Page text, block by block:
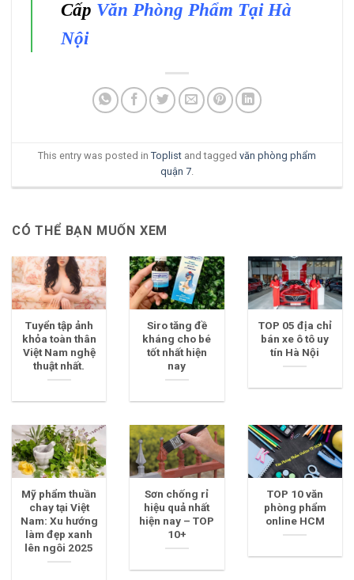
Cấp Văn Phòng Phẩm Tại Hà
Nội
This entry was posted in Toplist and tagged văn phòng phẩm
quận 7.
CÓ THỂ BẠN MUỐN XEM
Tuyển tập ảnh
khỏa toàn thân
Việt Nam nghệ
thuật nhất.
Siro tăng đề
kháng cho bé
tốt nhất hiện
nay
TOP 05 địa chỉ
bán xe ô tô uy
tín Hà Nội
Mỹ phẩm thuần
chay tại Việt
Nam: Xu hướng
làm đẹp xanh
lên ngôi 2025
Sơn chống rỉ
hiệu quả nhất
hiện nay – TOP
10+
TOP 10 văn
phòng phẩm
online HCM